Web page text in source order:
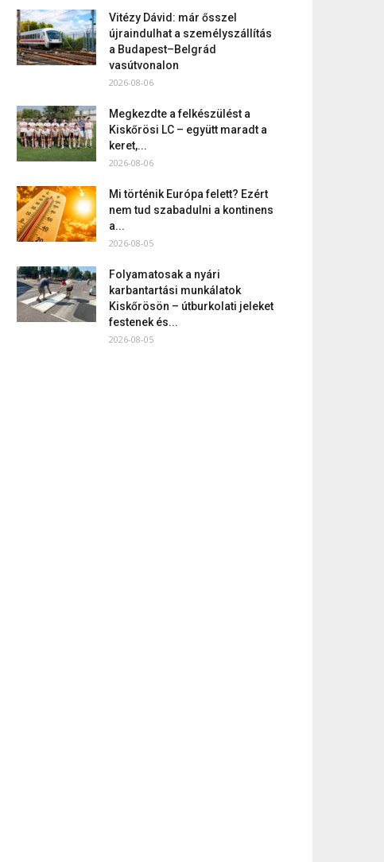
Vitézy Dávid: már ősszel
újraindulhat a személyszállítás
a Budapest–Belgrád
vasútvonalon
2026-08-06
Megkezdte a felkészülést a
Kiskőrösi LC – együtt maradt a
keret,...
2026-08-06
Mi történik Európa felett? Ezért
nem tud szabadulni a kontinens
a...
2026-08-05
Folyamatosak a nyári
karbantartási munkálatok
Kiskőrösön – útburkolati jeleket
festenek és...
2026-08-05